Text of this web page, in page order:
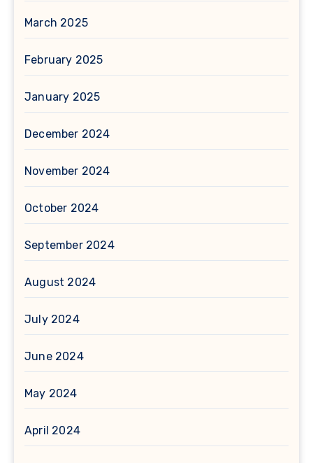
March 2025
February 2025
January 2025
December 2024
November 2024
October 2024
September 2024
August 2024
July 2024
June 2024
May 2024
April 2024